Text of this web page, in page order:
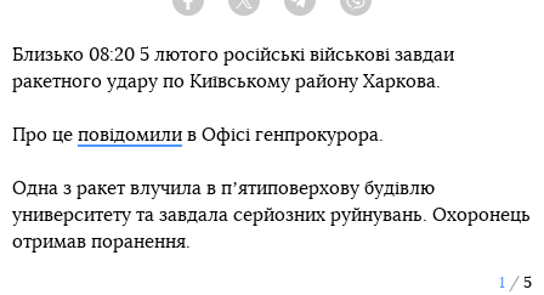
Facebook Twitter Telegram
Близько 08:20 5 лютого російські військові завдаи
ракетного удару по Київському району Харкова.
Про це повідомили в Офісі генпрокурора.
Одна з ракет влучила в пʼятиповерхову будівлю
университету та завдала серйозних руйнувань. Охоронець
отримав поранення.
1 5